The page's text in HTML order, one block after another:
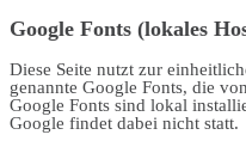
Google Fonts (lokales
Diese Seite nutzt zur
genannte Google Fonts, die
Google Fonts sind lokal
Google findet dabei nicht statt.